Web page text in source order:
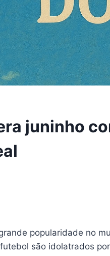
juninho
popularidade no
são idolatrados